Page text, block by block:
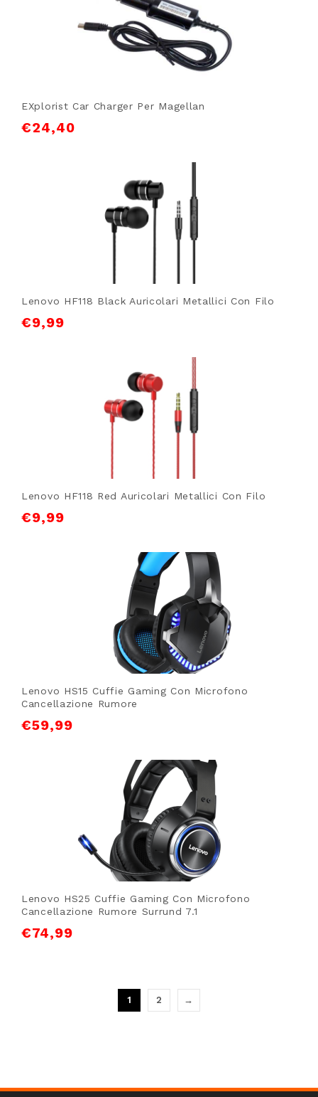
EXplorist Car Charger Per Magellan
€24,40
Lenovo HF118 Black Auricolari Metallici Con Filo
€9,99
Lenovo HF118 Red Auricolari Metallici Con Filo
€9,99
Lenovo HS15 Cuffie Gaming Con Microfono
Cancellazione Rumore
€59,99
Lenovo HS25 Cuffie Gaming Con Microfono
Cancellazione Rumore Surrund 7.1
€74,99
1 2 →